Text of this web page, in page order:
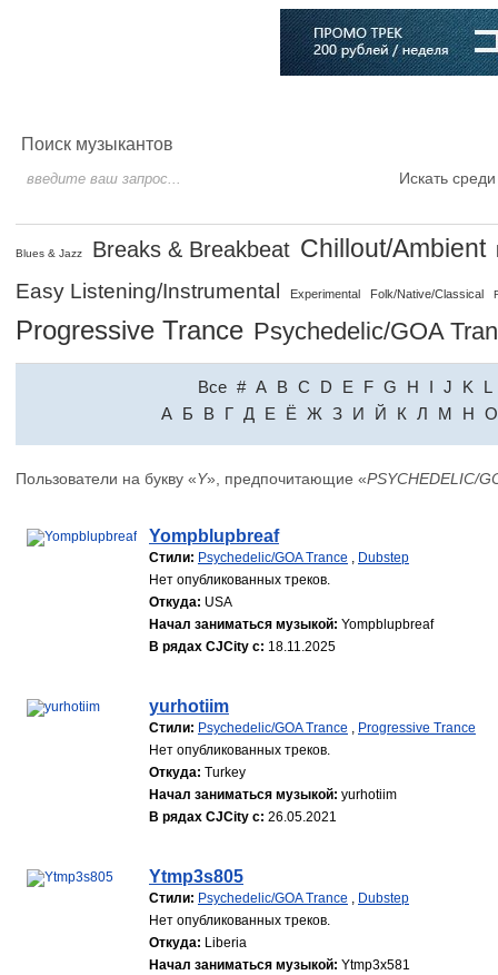
Поиск музыкантов
Искать
Blues & Jazz Breaks & Breakbeat Chillout/Ambient
Easy Listening/Instrumental Experimental Folk/Native/Classical
Progressive Trance Psychedelic/GOA
Все # A B C D E F G H I J K
L
A Б В Г Д Е Ё Ж З И Й К Л М Н О
Пользователи на букву «Y», предпочитающие «PSYCHEDELIC/
Yompblupbreaf
Стили: Psychedelic/GOA Trance , Dubstep
Нет опубликованных треков.
Откуда: USA
Начал заниматься музыкой: Yompblupbreaf
В рядах CJCity с: 18.11.2025
yurhotiim
Стили: Psychedelic/GOA Trance , Progressive Trance
Нет опубликованных треков.
Откуда: Turkey
Начал заниматься музыкой: yurhotiim
В рядах CJCity с: 26.05.2021
Ytmp3s805
Стили: Psychedelic/GOA Trance , Dubstep
Нет опубликованных треков.
Откуда: Liberia
Начал заниматься музыкой: Ytmp3x581